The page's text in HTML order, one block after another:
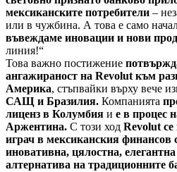
мексиканските потребители –
или в чужбина. А това е само
въвеждаме иновации и нови
линия!“
Това важно постижение
ангажираност на Revolut към
Америка, стъпвайки върху вече
САЩ и Бразилия. Компанията
лиценз в Колумбия и е в процес
Аржентина. С този ход Revolut
играч в мексиканския финансов
иновативна, цялостна,
алтернатива на традиционните